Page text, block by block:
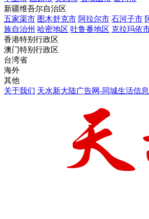
新疆维吾尔自治区
五家渠市 图木舒克市 阿拉尔市 石河子市
族自治州 哈密地区 吐鲁番地区 克拉玛依
香港特别行政区
澳门特别行政区
台湾省
海外
其他
关于我们 天水新大陆广告网-同城生活信